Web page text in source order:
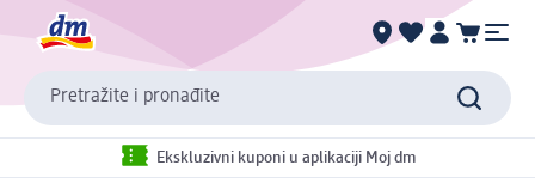
Pretražite i pronađite
Ekskluzivni kuponi u aplikaciji Moj dm